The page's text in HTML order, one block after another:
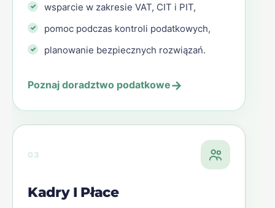
wsparcie w zakresie VAT, CIT i PIT,
pomoc podczas kontroli podatkowych,
planowanie bezpiecznych rozwiązań.
Poznaj doradztwo podatkowe→
03
Kadry I Płace